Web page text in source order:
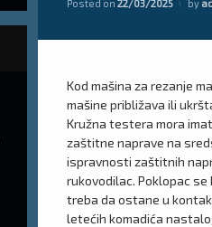
Posted on 22/03/2025 by
Kod mašina za rezanje
mašine približava ili
Kružna testera mora
zaštitne naprave na
ispravnosti zaštitnih
rukovodilac. Poklopac
treba da ostane u
letećih komadića